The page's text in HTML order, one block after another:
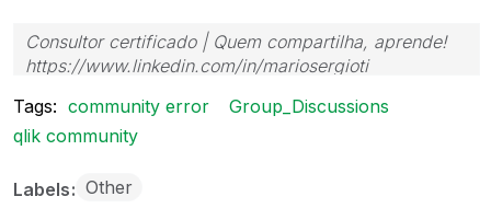
Consultor certificado | Quem compartilha, aprende!
https://www.linkedin.com/in/mariosergioti
Tags: community error
Group_Discussions
qlik community
Labels Other